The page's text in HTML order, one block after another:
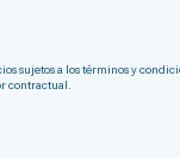
sujetos a los términos y
contractual.